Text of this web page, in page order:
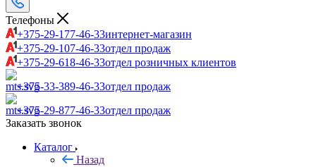
Телефоны
+375-29-177-46-33интернет-магазин
+375-29-107-46-33отдел продаж
+375-29-618-46-33отдел розничных клиентов
+375-33-389-46-33отдел продаж
+375-29-877-46-33отдел продаж
Заказать звонок
Каталог
Назад